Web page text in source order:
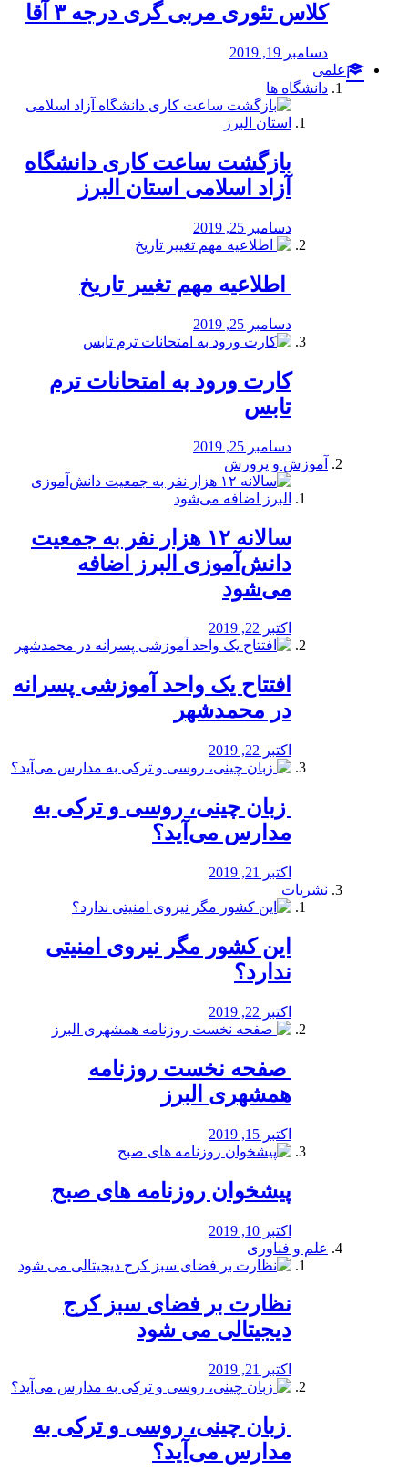
کلاس تئوری مربی گری درجه ۳ آقا
دسامبر 19, 2019
علمی
دانشگاه ها
بازگشت ساعت کاری دانشگاه
آزاد اسلامی استان البرز
دسامبر 25, 2019
️ اطلاعیه مهم تغییر تاریخ
دسامبر 25, 2019
کارت ورود به امتحانات ترم
تابس
دسامبر 25, 2019
آموزش و پرورش
️سالانه ۱۲ هزار نفر به جمعیت
دانش‌آموزی البرز اضافه
می‌شود
اکتبر 22, 2019
افتتاح یک واحد آموزشی پسرانه
در محمدشهر
اکتبر 22, 2019
️ زبان چینی، روسی و ترکی به
مدارس می‌آید؟
اکتبر 21, 2019
نشریات
این کشور مگر نیروی امنیتی
ندارد؟
اکتبر 22, 2019
️ صفحه نخست روزنامه‌
همشهری البرز
اکتبر 15, 2019
پیشخوان روزنامه های صبح
اکتبر 10, 2019
علم و فناوری
نظارت بر فضای سبز کرج
دیجیتالی می شود
اکتبر 21, 2019
️ زبان چینی، روسی و ترکی به
مدارس می‌آید؟